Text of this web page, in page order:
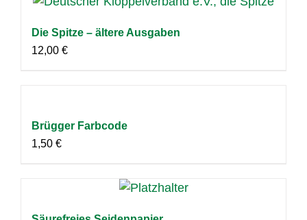
Die Spitze – ältere Ausgaben
12,00 €
Brügger Farbcode
1,50 €